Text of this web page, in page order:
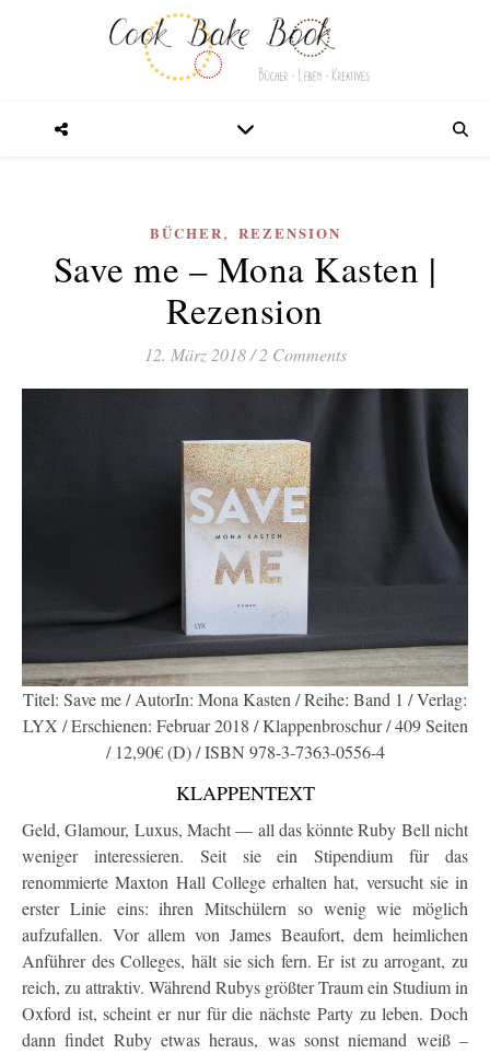
BÜCHER, REZENSION
Save me – Mona Kasten |
Rezension
12. März 2018/ 2 Comments
Titel: Save me / AutorIn: Mona Kasten / Reihe: Band 1 / Verlag:
LYX / Erschienen: Februar 2018 / Klappenbroschur / 409 Seiten
/ 12,90€ (D) / ISBN 978-3-7363-0556-4
KLAPPENTEXT
Geld, Glamour, Luxus, Macht — all das könnte Ruby Bell nicht
weniger interessieren. Seit sie ein Stipendium für das
renommierte Maxton Hall College erhalten hat, versucht sie in
erster Linie eins: ihren Mitschülern so wenig wie möglich
aufzufallen. Vor allem von James Beaufort, dem heimlichen
Anführer des Colleges, hält sie sich fern. Er ist zu arrogant, zu
reich, zu attraktiv. Während Rubys größter Traum ein Studium in
Oxford ist, scheint er nur für die nächste Party zu leben. Doch
dann findet Ruby etwas heraus, was sonst niemand weiß –